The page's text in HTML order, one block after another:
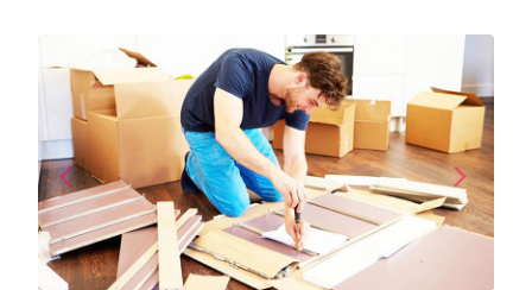
arrow_back_iosPrevious arrow_forward_iosNext